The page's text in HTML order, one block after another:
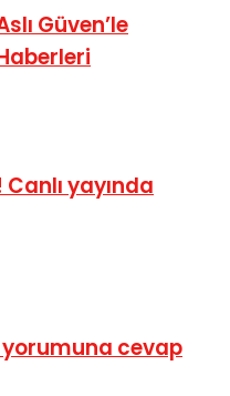
Güven’le
yayında
yorumuna cevap